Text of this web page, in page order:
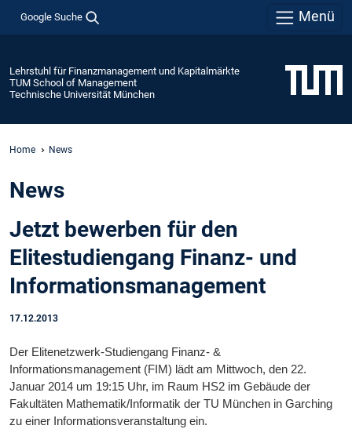
Google Suche Menü
Lehrstuhl für Finanzmanagement und Kapitalmärkte
TUM School of Management
Technische Universität München
Home News
News
Jetzt bewerben für den
Elitestudiengang Finanz- und
Informationsmanagement
17.12.2013
Der Elitenetzwerk-Studiengang Finanz- &
Informationsmanagement (FIM) lädt am Mittwoch, den 22.
Januar 2014 um 19:15 Uhr, im Raum HS2 im Gebäude der
Fakultäten Mathematik/Informatik der TU München in Garching
zu einer Informationsveranstaltung ein.